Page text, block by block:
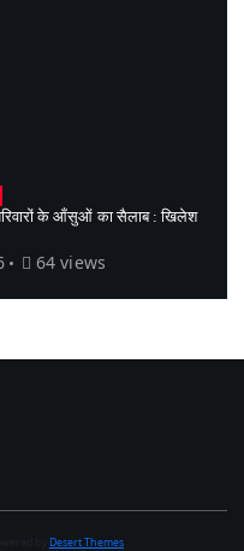
के आँसुओं का सैलाब : खिलेश
64 views
Desert Themes